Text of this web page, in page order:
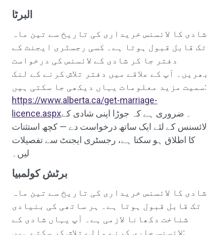
البرٹا
شادی کا لائسنس خریداری کی تاریخ سے تین ماہ
تک قابل قبول ہوتا ہے۔ کسی رجسٹری ایجنٹ کے
دفتر جا کر شادی کے لائسنس کی درخواست
بھریں۔ آپ کے علاقے میں دفتر تلاش کرنے کے لنک
سمیت مزید معلومات یہاں دیکھی جا سکتی ہیں:
https://www.alberta.ca/get-marriage-
licence.aspx۔ ضروری ہے کہ جوڑا اپنی شادی کے
لائسنس کے لئے ایک ساتھ درخواست دے — کچھ استثنات
کا اطلاق ہو سکتا ہے، رجسٹری ایجنٹ سے تفصیلات
لیں۔
برٹش کولمبیا
شادی کا لائسنس خریداری کی تاریخ سے تین ماہ
تک قابل قبول ہوتا ہے۔ ہر ساتھی کی بنیادی
شناخت دکھانا لازمی ہے۔ آپ یہاں شادی کے
لائسنس جاری کرنے والے تلاش کر سکتے ہیں: